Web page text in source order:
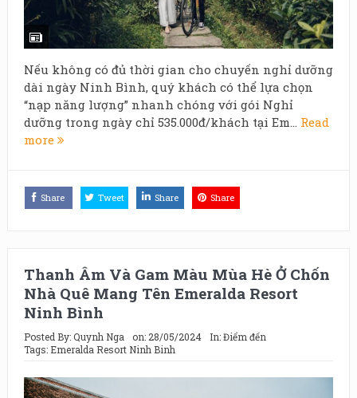
Nếu không có đủ thời gian cho chuyến nghỉ dưỡng
dài ngày Ninh Bình, quý khách có thể lựa chọn
“nạp năng lượng” nhanh chóng với gói Nghỉ
dưỡng trong ngày chỉ 535.000đ/khách tại Em... Read
more
Share Tweet Share Share
Thanh Âm Và Gam Màu Mùa Hè Ở Chốn
Nhà Quê Mang Tên Emeralda Resort
Ninh Bình
Posted By:Quynh Nga on:28/05/2024 In:Điểm đến
Tags: Emeralda Resort Ninh Binh